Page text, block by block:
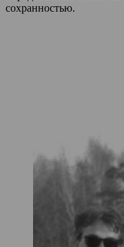
сохранностью.